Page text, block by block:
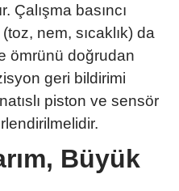
Çalışma basıncı
nem, sıcaklık) da
ömrünü doğrudan
geri bildirimi
piston ve sensör
Büyük